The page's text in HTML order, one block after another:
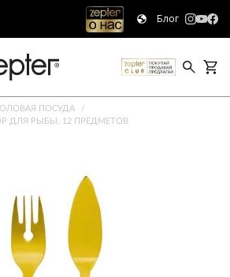
Блог
ПОСУДА
ДЛЯ РЫБЫ, 12 ПРЕДМЕТОВ